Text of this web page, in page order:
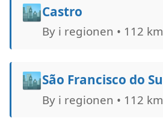
🏙️Castro
By i regionen • 112 km
🏙️São Francisco do
By i regionen • 112 km